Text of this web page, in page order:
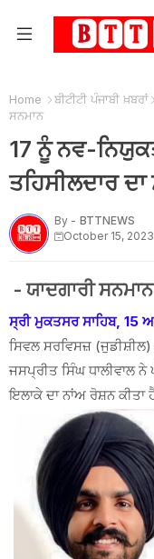
Home ਬੀਟੀਟੀ ਪੰਜਾਬੀ ਖ਼ਬਰਾਂ
ਸਨਮਾਨ
17 ਨੂੰ ਨਵ-
ਤਹਿਸੀਲਦਾਰ
By - BTTNEWS
October 15, 2023
- ਯਾਦਗਾਰੀ
ਸ੍ਰੀ ਮੁਕਤਸਰ ਸਾਹਿਬ, 15
ਸਿਵਲ ਸਰਵਿਸਜ਼
ਜਸਪ੍ਰੀਤ ਸਿੰਘ ਧਾਲੀਵਾਲ
ਇਲਾਕੇ ਦਾ ਨਾਂਅ ਰੋਸ਼ਨ ਕੀਤਾ